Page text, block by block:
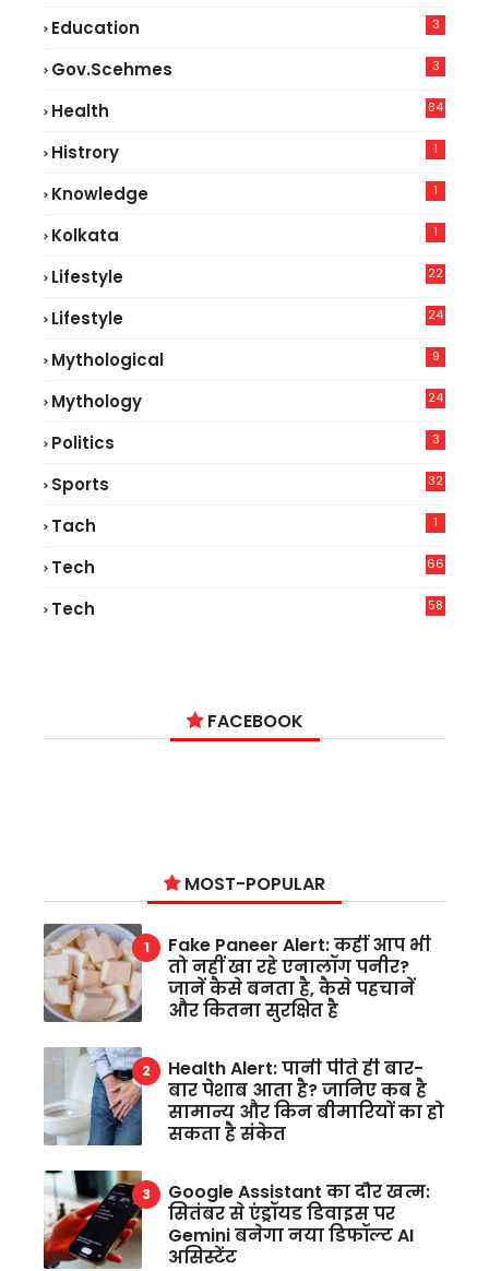
Education 3
Gov.scehmes 3
Health
84
Histrory 1
Knowledge 1
Kolkata 1
Lifestyle
22
Lifestyle
24
Mythological 9
Mythology 24
Politics 3
Sports 32
Tach 1
Tech
66
Tech
58
FACEBOOK
MOST-POPULAR
Fake Paneer Alert: कहीं आप भी
तो नहीं खा रहे एनालॉग पनीर?
जानें कैसे बनता है, कैसे पहचानें
और कितना सुरक्षित है
Health Alert: पानी पीते ही बार-
बार पेशाब आता है? जानिए कब है
सामान्य और किन बीमारियों का हो
सकता है संकेत
Google Assistant का दौर खत्म:
सितंबर से एंड्रॉयड डिवाइस पर
Gemini बनेगा नया डिफॉल्ट AI
असिस्टेंट